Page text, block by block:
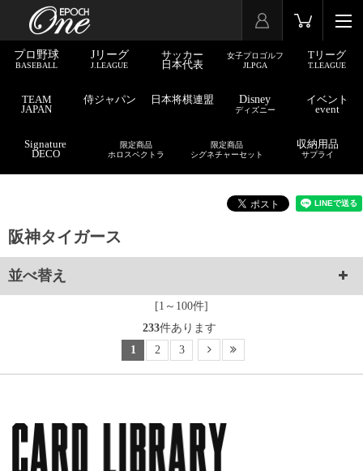
プロ野球
BASEBALL
Jリーグ
J.LEAGUE
サッカー
日本代表
女子プロゴルフ
JLPGA
Tリーグ
T.LEAGUE
TEAM
JAPAN
侍ジャパン 日本将棋連盟 Disney
ディズニー
イベント
event
Signature
DECO
限定商品
ホロスペクトラ
限定商品
シグネチャーセット
収納用品
サプライ
阪神タイガース
並べ替え
[1～100件]
233件あります
1
2 3